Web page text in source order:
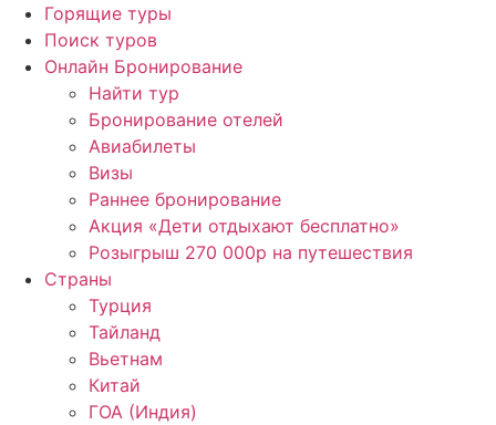
Горящие туры
Поиск туров
Онлайн Бронирование
Найти тур
Бронирование отелей
Авиабилеты
Визы
Раннее бронирование
Акция «Дети отдыхают бесплатно»
Розыгрыш 270 000р на путешествия
Страны
Турция
Тайланд
Вьетнам
Китай
ГОА (Индия)